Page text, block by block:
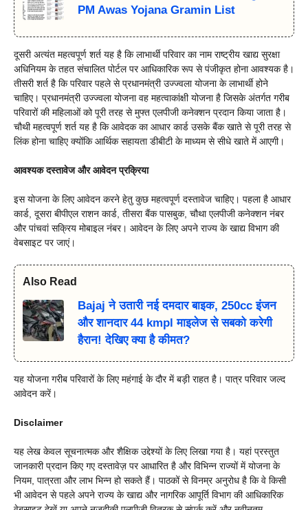
PM Awas Yojana Gramin List
दूसरी अत्यंत महत्वपूर्ण शर्त यह है कि लाभार्थी परिवार का नाम राष्ट्रीय खाद्य सुरक्षा
अधिनियम के तहत संचालित पोर्टल पर आधिकारिक रूप से पंजीकृत होना आवश्यक है।
तीसरी शर्त है कि परिवार पहले से प्रधानमंत्री उज्ज्वला योजना के लाभार्थी होने
चाहिए। प्रधानमंत्री उज्ज्वला योजना वह महत्वाकांक्षी योजना है जिसके अंतर्गत गरीब
परिवारों की महिलाओं को पूरी तरह से मुफ्त एलपीजी कनेक्शन प्रदान किया जाता है।
चौथी महत्वपूर्ण शर्त यह है कि आवेदक का आधार कार्ड उसके बैंक खाते से पूरी तरह से
लिंक होना चाहिए क्योंकि आर्थिक सहायता डीबीटी के माध्यम से सीधे खाते में आएगी।
आवश्यक दस्तावेज और आवेदन प्रक्रिया
इस योजना के लिए आवेदन करने हेतु कुछ महत्वपूर्ण दस्तावेज चाहिए। पहला है आधार
कार्ड, दूसरा बीपीएल राशन कार्ड, तीसरा बैंक पासबुक, चौथा एलपीजी कनेक्शन नंबर
और पांचवां सक्रिय मोबाइल नंबर। आवेदन के लिए अपने राज्य के खाद्य विभाग की
वेबसाइट पर जाएं।
Also Read
Bajaj ने उतारी नई दमदार बाइक, 250cc इंजन
और शानदार 44 kmpl माइलेज से सबको करेगी
हैरान! देखिए क्या है कीमत?
यह योजना गरीब परिवारों के लिए महंगाई के दौर में बड़ी राहत है। पात्र परिवार जल्द
आवेदन करें।
Disclaimer
यह लेख केवल सूचनात्मक और शैक्षिक उद्देश्यों के लिए लिखा गया है। यहां प्रस्तुत
जानकारी प्रदान किए गए दस्तावेज़ पर आधारित है और विभिन्न राज्यों में योजना के
नियम, पात्रता और लाभ भिन्न हो सकते हैं। पाठकों से विनम्र अनुरोध है कि वे किसी
भी आवेदन से पहले अपने राज्य के खाद्य और नागरिक आपूर्ति विभाग की आधिकारिक